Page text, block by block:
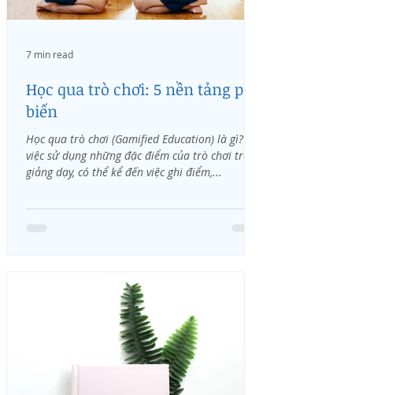
Học qua trò chơi: 5 nền tảng phổ
biến
Học qua trò chơi (Gamified Education) là gì? Là
việc sử dụng những đặc điểm của trò chơi trong
giảng dạy, có thể kể đến việc ghi điểm,...
7 min read